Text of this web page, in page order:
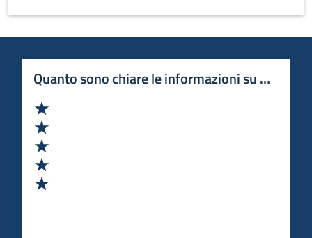
Quanto sono chiare le informazioni su questa